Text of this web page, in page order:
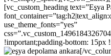
[vc_custom_heading text=”Eşya
use_theme_fonts=”yes”
!important;padding-bottom:
[/